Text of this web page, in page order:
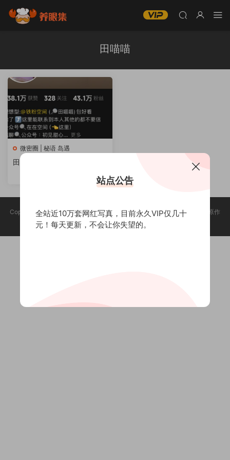
田喵喵
微密圈 | 秘语 岛遇
田喵喵–微密圈写真合集【持
Copyright @ 2025 养眼集 版权声明:本站所有资源均收集于网络，版权归原作
者所有，如有侵权，请联系删除。
站点公告
全站近10万套网红写真，目前永久VIP仅几十
元！每天更新，不会让你失望的。